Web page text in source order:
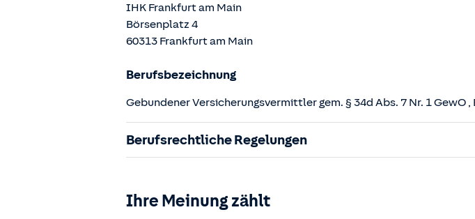
IHK Frankfurt am Main
Börsenplatz 4
60313 Frankfurt am Main
Berufsbezeichnung
Gebundener Versicherungsvermittler gem. § 34d Abs. 7 Nr. 1 GewO ,
Berufsrechtliche Regelungen
§§ 59 – 68 Gesetz über den Versicherungsvertrag (VVG)
§ 48b Versicherungsaufsichtsgesetz (VAG)
Ihre Meinung zählt